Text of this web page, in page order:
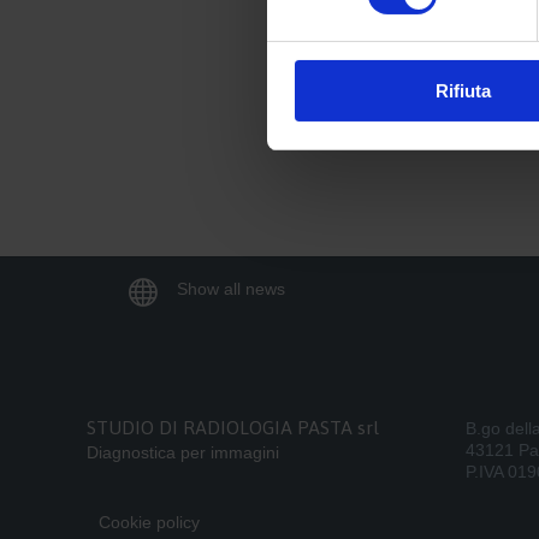
Rifiuta
 Show all news
STUDIO DI RADIOLOGIA PASTA srl
Diagnostica per immagini
Cookie policy
B.go
43121
P.IVA